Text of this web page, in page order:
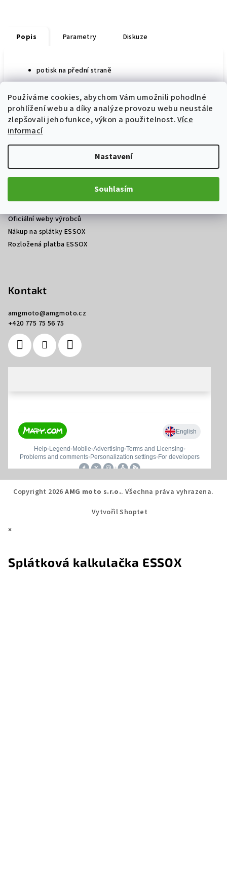
Používáme cookies, abychom Vám umožnili pohodlné
prohlížení webu a díky analýze provozu webu neustále
zlepšovali jeho funkce, výkon a použitelnost.Více
informací
Nastavení
Souhlasím
Popis Parametry Diskuze
potisk na přední straně
Informace pro vás
Prodej a servis motocyklů Ostrava
Oficiální weby výrobců
Nákup na splátky ESSOX
Rozložená platba ESSOX
Kontakt
amgmoto@amgmoto.cz
+420 775 75 56 75
Copyright 2026AMG moto s.r.o.. Všechna práva vyhrazena.
Vytvořil Shoptet
×
Splátková kalkulačka ESSOX